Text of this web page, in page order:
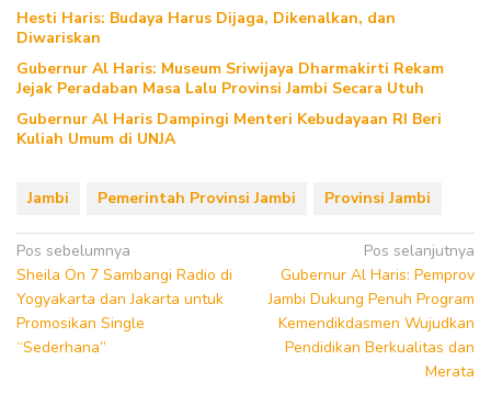
Hesti Haris: Budaya Harus Dijaga, Dikenalkan, dan
Diwariskan
Gubernur Al Haris: Museum Sriwijaya Dharmakirti Rekam
Jejak Peradaban Masa Lalu Provinsi Jambi Secara Utuh
Gubernur Al Haris Dampingi Menteri Kebudayaan RI Beri
Kuliah Umum di UNJA
Jambi Pemerintah Provinsi Jambi Provinsi Jambi
Navigasi
pos
Pos sebelumnya
Sheila On 7 Sambangi Radio di
Yogyakarta dan Jakarta untuk
Promosikan Single
“Sederhana”
Pos selanjutnya
Gubernur Al Haris: Pemprov
Jambi Dukung Penuh Program
Kemendikdasmen Wujudkan
Pendidikan Berkualitas dan
Merata